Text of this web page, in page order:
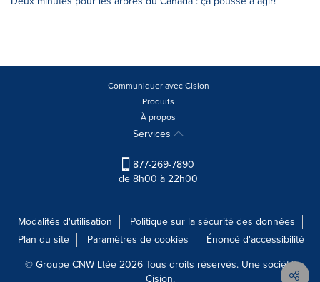
Communiquer avec Cision
Produits
À propos
Services
877-269-7890
de 8h00 à 22h00
Modalités d'utilisation
Politique sur la sécurité des données
Plan du site
Paramètres de cookies
Énoncé d'accessibilité
© Groupe CNW Ltée 2026 Tous droits réservés. Une société
Cision.